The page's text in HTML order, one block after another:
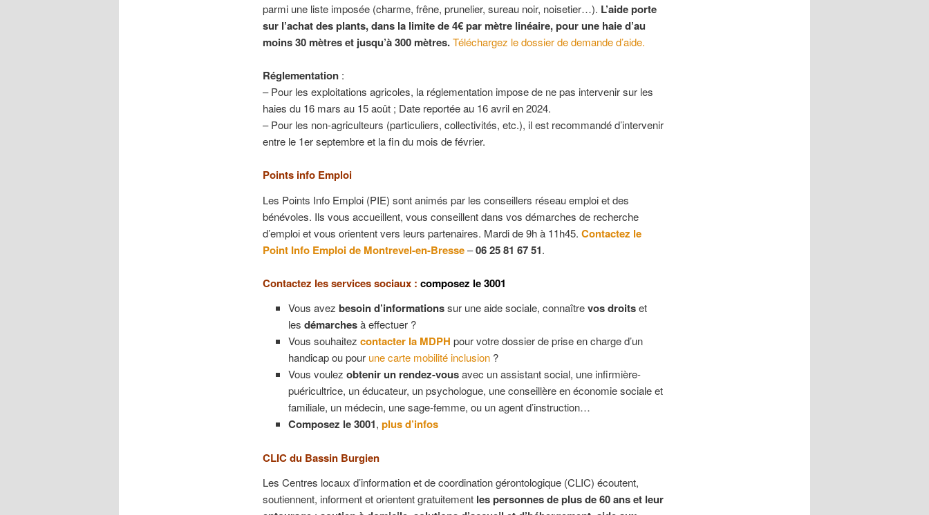
parmi une liste imposée (charme, frêne, prunelier, sureau noir, noisetier…). L’aide porte
sur l’achat des plants, dans la limite de 4€ par mètre linéaire, pour une haie d’au
moins 30 mètres et jusqu’à 300 mètres.Téléchargez le dossier de demande d’aide.
Réglementation :
– Pour les exploitations agricoles, la réglementation impose de ne pas intervenir sur les
haies du 16 mars au 15 août ; Date reportée au 16 avril en 2024.
– Pour les non-agriculteurs (particuliers, collectivités, etc.), il est recommandé d’intervenir
entre le 1er septembre et la fin du mois de février.
Points info Emploi
Les Points Info Emploi (PIE) sont animés par les conseillers réseau emploi et des
bénévoles. Ils vous accueillent, vous conseillent dans vos démarches de recherche
d’emploi et vous orientent vers leurs partenaires. Mardi de 9h à 11h45. Contactez le
Point Info Emploi de Montrevel-en-Bresse–06 25 81 67 51.
Contactez les services sociaux : composez le 3001
Vous avezbesoin d’informationssur une aide sociale, connaîtrevos droitset
lesdémarchesà effectuer ?
Vous souhaitezcontacter la MDPH pour votre dossier de prise en charge d’un
handicap ou pour une carte mobilité inclusion ?
Vous voulezobtenir un rendez-vousavec un assistant social, une infirmière-
puéricultrice, un éducateur, un psychologue, une conseillère en économie sociale et
familiale, un médecin, une sage-femme, ou un agent d’instruction…
Composez le 3001,plus d’infos
CLIC du Bassin Burgien
Les Centres locaux d’information et de coordination gérontologique (CLIC) écoutent,
soutiennent, informent et orientent gratuitement les personnes de plus de 60 ans et leur